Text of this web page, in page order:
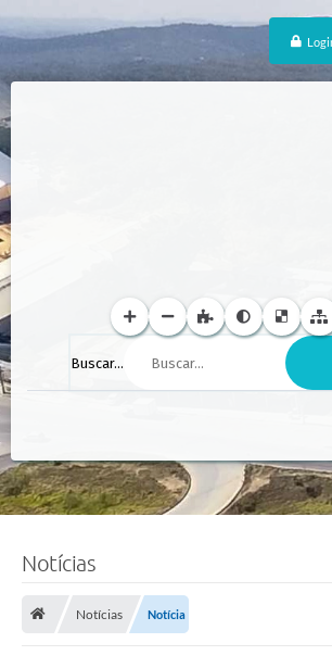
Buscar...
Notícias
Notícias Notícia